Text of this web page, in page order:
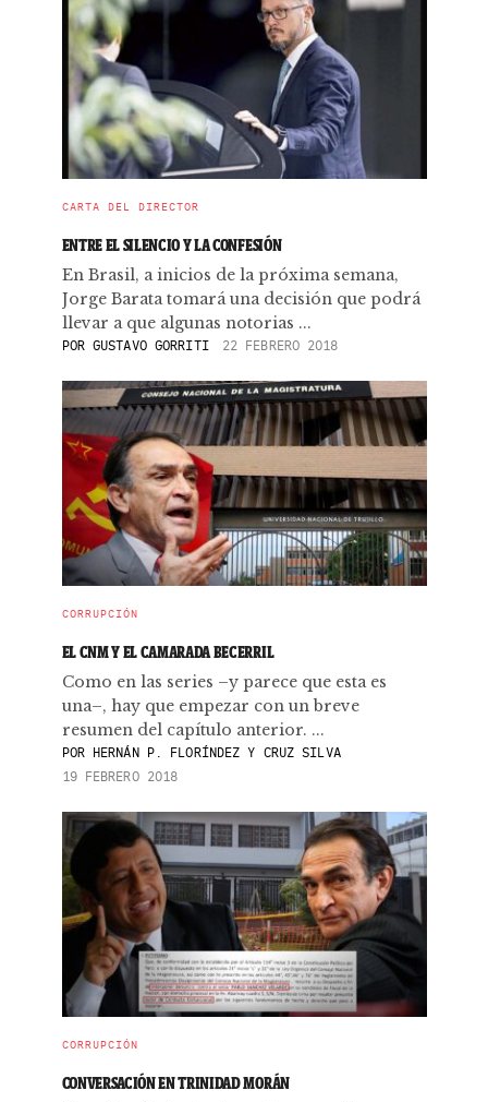
CARTA DEL DIRECTOR
ENTRE EL SILENCIO Y LA CONFESIÓN
En Brasil, a inicios de la próxima semana,
Jorge Barata tomará una decisión que podrá
llevar a que algunas notorias ...
POR GUSTAVO GORRITI 22 FEBRERO 2018
CORRUPCIÓN
EL CNM Y EL CAMARADA BECERRIL
Como en las series –y parece que esta es
una–, hay que empezar con un breve
resumen del capítulo anterior. ...
PORHERNÁN P. FLORÍNDEZ Y CRUZ SILVA
19 FEBRERO 2018
CORRUPCIÓN
CONVERSACIÓN EN TRINIDAD MORÁN